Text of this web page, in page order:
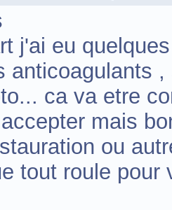
j'ai eu
anticoagulants
ca va etre
mais
ou
tout roule pour